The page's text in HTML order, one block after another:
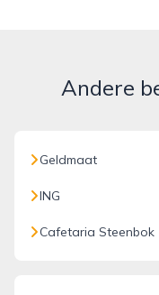
Andere
Geldmaat
ING
Cafetaria Steenbok